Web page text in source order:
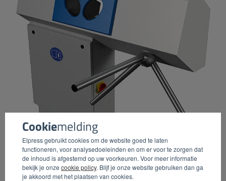
Cookiemelding
Elpress gebruikt cookies om de website goed te laten
functioneren, voor analysedoeleinden en om er voor te zorgen dat
de inhoud is afgestemd op uw voorkeuren. Voor meer informatie
bekijk je onze cookie policy. Blijf je onze website gebruiken dan ga
je akkoord met het plaatsen van cookies.